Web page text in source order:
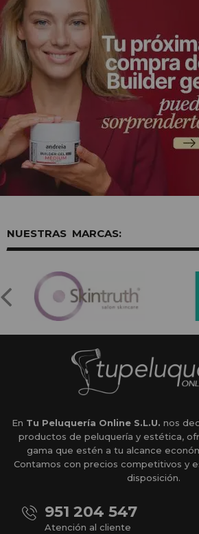
MARCAS:
En Tu Peluquería Online S.L.U. nos
productos de peluquería y estética,
gama que estén a tu alcance
Contamos con precios competitivos y
disposición.
951 204 547
Atención al cliente